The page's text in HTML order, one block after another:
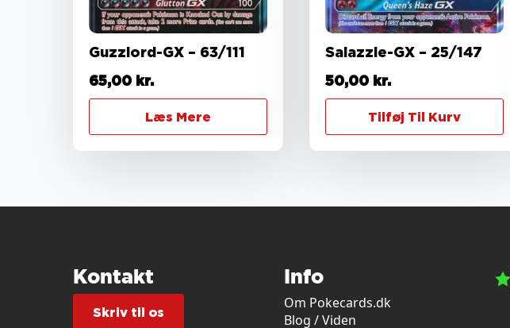
Guzzlord-GX – 63/111
65,00 kr.
Læs Mere
Salazzle-GX – 25/147
50,00 kr.
Tilføj Til Kurv
Kontakt
Skriv til os
Info
Om Pokecards.dk
Blog / Viden